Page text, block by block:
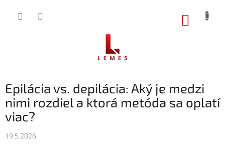
Epilácia vs. depilácia: Aký je medzi
nimi rozdiel a ktorá metóda sa oplatí
viac?
19.5.2026